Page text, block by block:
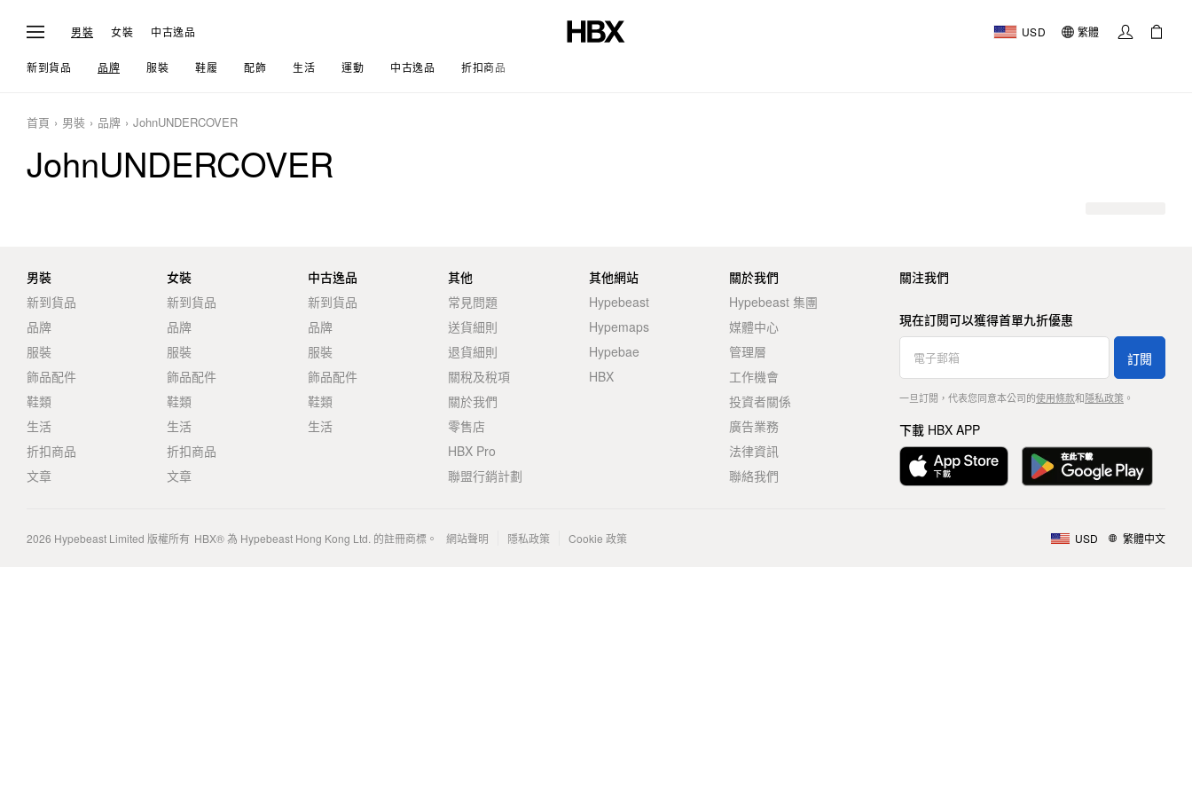
男裝 女裝 中古逸品 USD 繁體
新到貨品 品牌 服裝 鞋履 配飾 生活 運動 中古逸品 折扣商品
首頁 男裝 品牌 JohnUNDERCOVER
JohnUNDERCOVER
男裝
新到貨品
品牌
服裝
飾品配件
鞋類
生活
折扣商品
文章
女裝
新到貨品
品牌
服裝
飾品配件
鞋類
生活
折扣商品
文章
中古逸品
新到貨品
品牌
服裝
飾品配件
鞋類
生活
其他
常見問題
送貨細則
退貨細則
關稅及稅項
關於我們
零售店
HBX Pro
聯盟行銷計劃
其他網站
Hypebeast
Hypemaps
Hypebae
HBX
關於我們
Hypebeast 集團
媒體中心
管理層
工作機會
投資者關係
廣告業務
法律資訊
聯絡我們
關注我們
現在訂閱可以獲得首單九折優惠
訂閱
一旦訂閱，代表您同意本公司的使用條款和隱私政策。
下載 HBX APP
2026 Hypebeast Limited 版權所有 HBX® 為 Hypebeast Hong Kong Ltd. 的註冊商標。 網站聲明 隱私政策 Cookie 政策 USD 繁體中文